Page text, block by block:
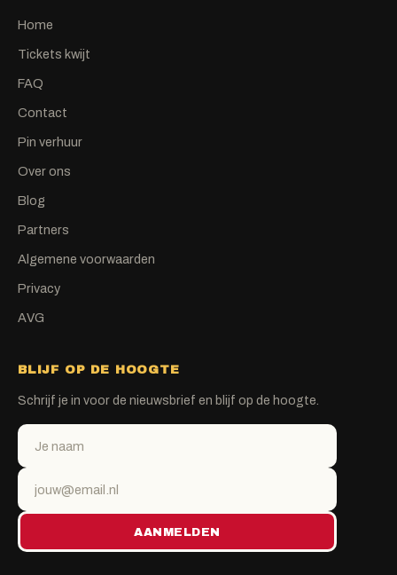
Home
Tickets kwijt
FAQ
Contact
Pin verhuur
Over ons
Blog
Partners
Algemene voorwaarden
Privacy
AVG
BLIJF OP DE HOOGTE
Schrijf je in voor de nieuwsbrief en blijf op de hoogte.
AANMELDEN